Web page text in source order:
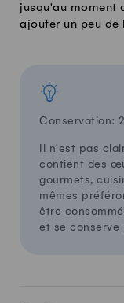
jusqu'au moment
ajouter un peu de
Conservation:
Il n'est pas
contient des
gourmets,
mêmes
être
et se conserve